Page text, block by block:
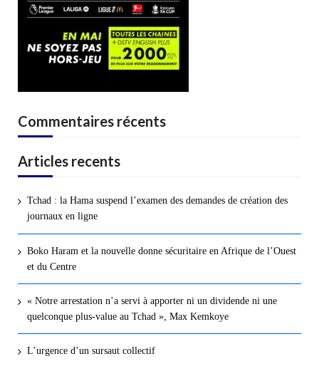
Commentaires récents
Articles recents
Tchad : la Hama suspend l’examen des demandes de création des
journaux en ligne
Boko Haram et la nouvelle donne sécuritaire en Afrique de l’Ouest
et du Centre
« Notre arrestation n’a servi à apporter ni un dividende ni une
quelconque plus-value au Tchad », Max Kemkoye
L’urgence d’un sursaut collectif